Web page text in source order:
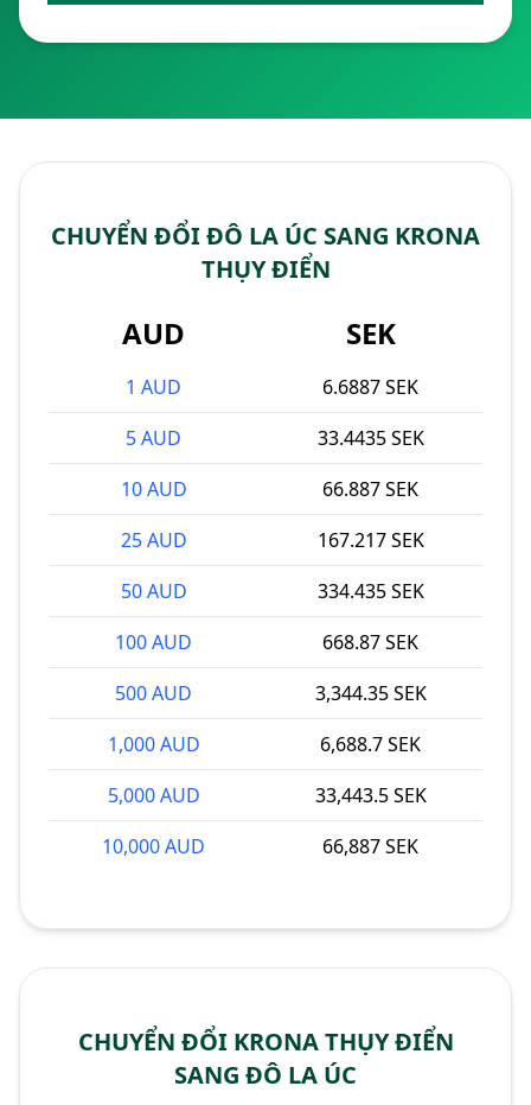
CHUYỂN ĐỔI ĐÔ LA ÚC SANG KRONA
THỤY ĐIỂN
AUD SEK
1 AUD
6.6887 SEK
5 AUD
33.4435 SEK
10 AUD
66.887 SEK
25 AUD
167.217 SEK
50 AUD
334.435 SEK
100 AUD
668.87 SEK
500 AUD
3,344.35 SEK
1,000 AUD
6,688.7 SEK
5,000 AUD
33,443.5 SEK
10,000 AUD
66,887 SEK
CHUYỂN ĐỔI KRONA THỤY ĐIỂN
SANG ĐÔ LA ÚC